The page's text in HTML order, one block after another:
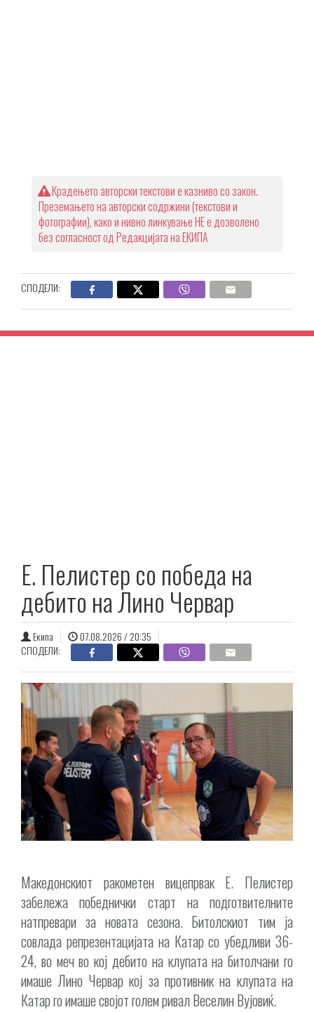
Крадењето авторски текстови е казниво со закон.
Преземањето на авторски содржини (текстови и
фотографии), како и нивно линкување НЕ е дозволено
без согласност од Редакцијата на ЕКИПА
СПОДЕЛИ:
E. Пелистер со победа на
дебито на Лино Червар
Екипа
07.08.2026 / 20:35
СПОДЕЛИ:
Македонскиот ракометен вицепрвак Е. Пелистер
забележа победнички старт на подготвителните
натпревари за новата сезона. Битолскиот тим ја
совлада репрезентацијата на Катар со убедливи 36-
24, во меч во кој дебито на клупата на битолчани го
имаше Лино Червар кој за противник на клупата на
Катар го имаше својот голем ривал Веселин Вујовиќ.